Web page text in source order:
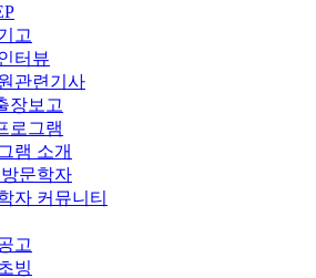
고
터뷰
관련기사
장보고
로그램
램 소개
문학자
자 커뮤니티
고
빙